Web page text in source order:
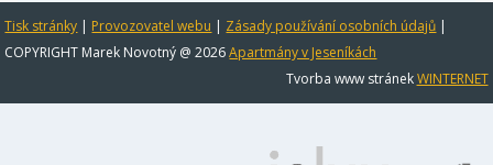
Tisk stránky | Provozovatel webu | Zásady používání osobních údajů |
COPYRIGHT Marek Novotný @ 2026Apartmány v Jeseníkách
Tvorba www stránekWINTERNET